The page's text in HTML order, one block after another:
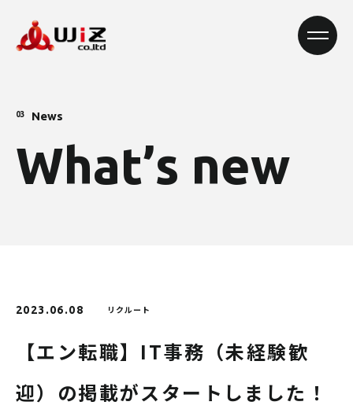
03 News
What’s new
2023.06.08 リクルート
【エン転職】IT事務（未経験歓
迎）の掲載がスタートしました！